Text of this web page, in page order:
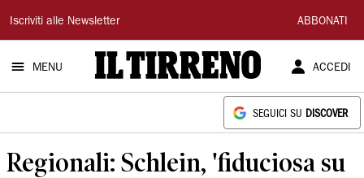
Il
Tirreno
Iscriviti alle Newsletter ABBONATI
MENU ACCEDI
SEGUICI SU DISCOVER
Regionali: Schlein, 'fiduciosa su